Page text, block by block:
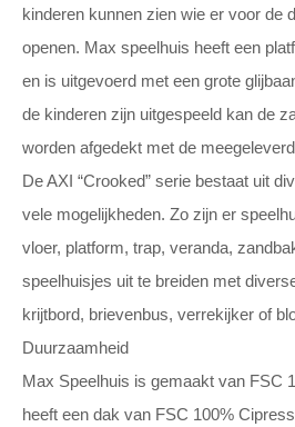
kinderen kunnen zien wie er voor de
openen. Max speelhuis heeft een
en is uitgevoerd met een grote
de kinderen zijn uitgespeeld kan de
worden afgedekt met de
De AXI “Crooked” serie bestaat uit
vele mogelijkheden. Zo zijn er
vloer, platform, trap, veranda,
speelhuisjes uit te breiden met
krijtbord, brievenbus, verrekijker of
Duurzaamheid
Max Speelhuis is gemaakt van FSC
heeft een dak van FSC 100%